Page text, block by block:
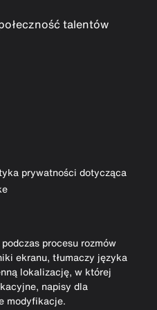
talentów
prywatności dotycząca
procesu rozmów
ekranu, tłumaczy języka
lokalizację, w której
napisy dla
modyfikacje.